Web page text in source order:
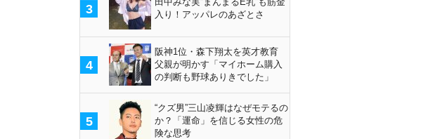
3
入り！アッパレのあざとさ
4
阪神1位・森下翔太を英才教育
父親が明かす「マイホーム購入
の判断も野球ありきでした」
5
“クズ男”三山凌輝はなぜモテるの
か？「運命」を信じる女性の危
険な思考